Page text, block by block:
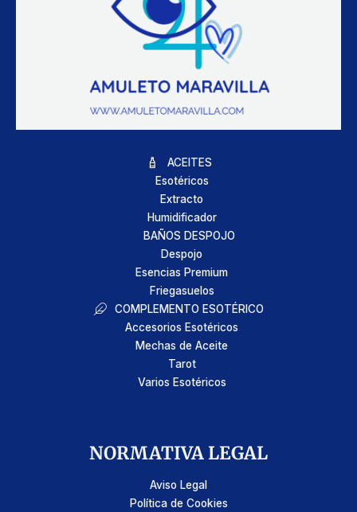
ACEITES
Esotéricos
Extracto
Humidificador
BAÑOS DESPOJO
Despojo
Esencias Premium
Friegasuelos
COMPLEMENTO ESOTÉRICO
Accesorios Esotéricos
Mechas de Aceite
Tarot
Varios Esotéricos
NORMATIVA LEGAL
Aviso Legal
Política de Cookies